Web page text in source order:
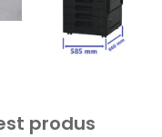
produs